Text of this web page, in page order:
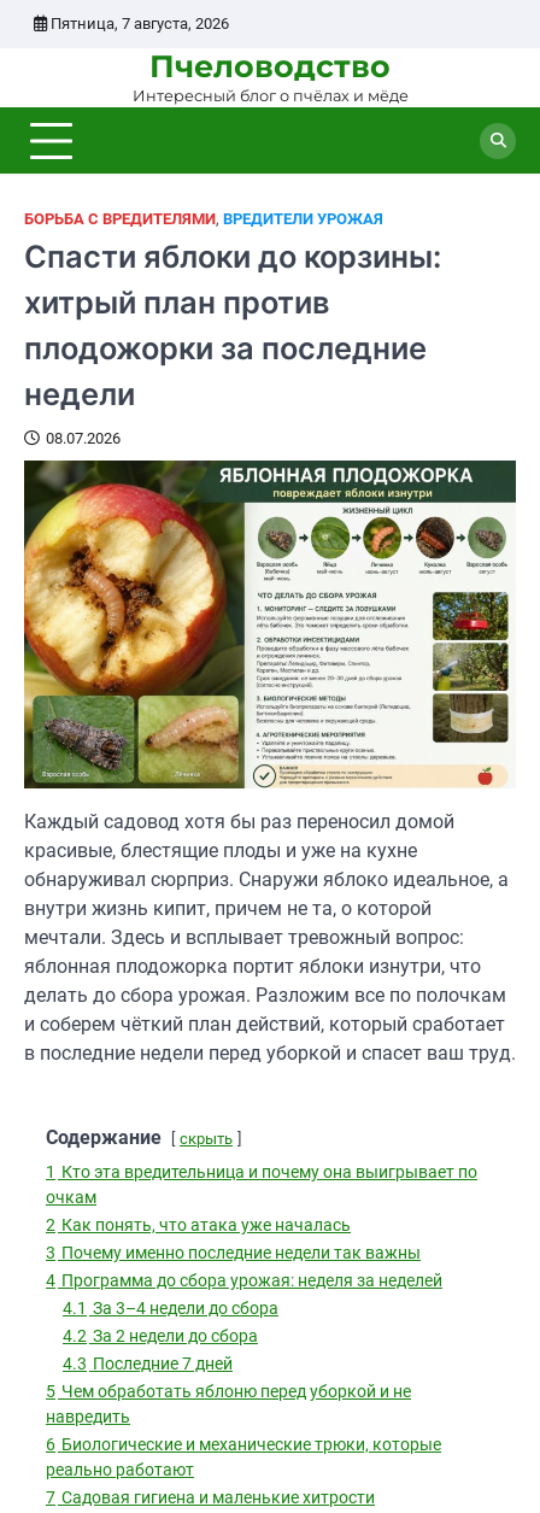
ПерейтиПятница, 7 августа, 2026
Пчеловодство
Интересный блог о пчёлах и мёде
БОРЬБА С ВРЕДИТЕЛЯМИ, ВРЕДИТЕЛИ УРОЖАЯ
Спасти яблоки до корзины:
хитрый план против
плодожорки за последние
недели
08.07.2026
Каждый садовод хотя бы раз переносил домой
красивые, блестящие плоды и уже на кухне
обнаруживал сюрприз. Снаружи яблоко идеальное, а
внутри жизнь кипит, причем не та, о которой
мечтали. Здесь и всплывает тревожный вопрос:
яблонная плодожорка портит яблоки изнутри, что
делать до сбора урожая. Разложим все по полочкам
и соберем чёткий план действий, который сработает
в последние недели перед уборкой и спасет ваш труд.
Содержание скрыть
1 Кто эта вредительница и почему она выигрывает по
очкам
2 Как понять, что атака уже началась
3 Почему именно последние недели так важны
4 Программа до сбора урожая: неделя за неделей
4.1 За 3–4 недели до сбора
4.2 За 2 недели до сбора
4.3 Последние 7 дней
5 Чем обработать яблоню перед уборкой и не
навредить
6 Биологические и механические трюки, которые
реально работают
7 Садовая гигиена и маленькие хитрости